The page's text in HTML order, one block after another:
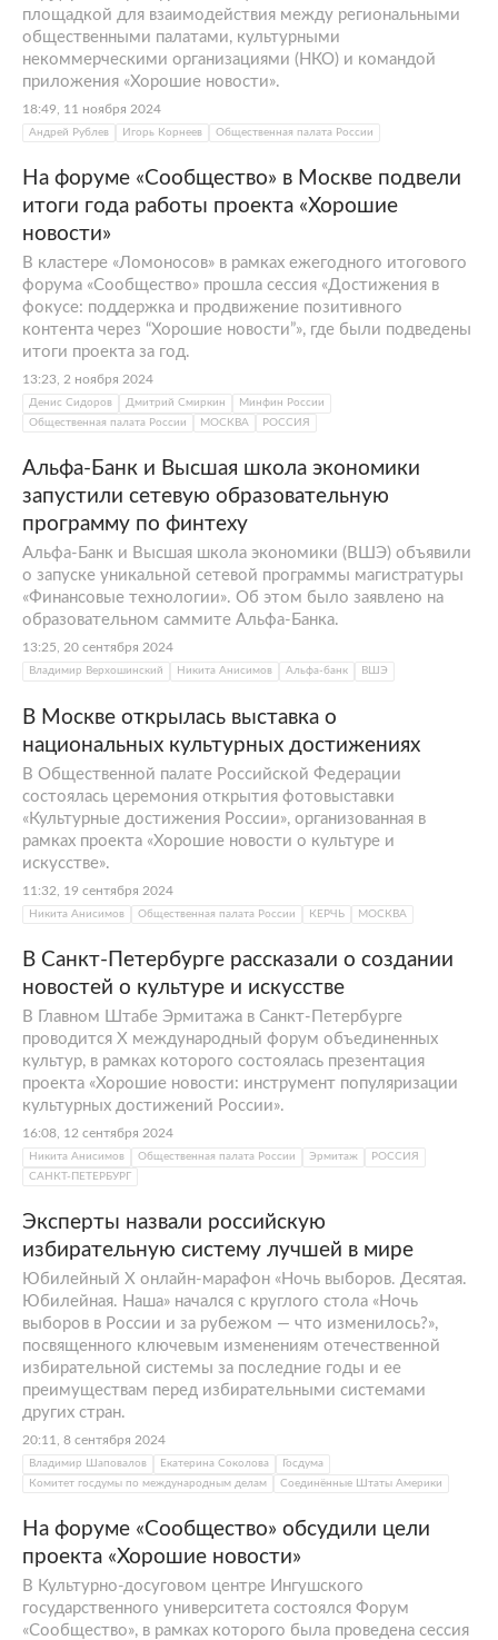
площадкой для взаимодействия между региональными
общественными палатами, культурными
некоммерческими организациями (НКО) и командой
приложения «Хорошие новости».
18:49, 11 ноября 2024
Андрей Рублев Игорь Корнеев Общественная палата России
На форуме «Сообщество» в Москве подвели
итоги года работы проекта «Хорошие
новости»
В кластере «Ломоносов» в рамках ежегодного итогового
форума «Сообщество» прошла сессия «Достижения в
фокусе: поддержка и продвижение позитивного
контента через “Хорошие новости”», где были подведены
итоги проекта за год.
13:23, 2 ноября 2024
Денис Сидоров Дмитрий Смиркин
Минфин России
Общественная палата России
МОСКВА РОССИЯ
Альфа-Банк и Высшая школа экономики
запустили сетевую образовательную
программу по финтеху
Альфа-Банк и Высшая школа экономики (ВШЭ) объявили
о запуске уникальной сетевой программы магистратуры
«Финансовые технологии». Об этом было заявлено на
образовательном саммите Альфа-Банка.
13:25, 20 сентября 2024
Владимир Верхошинский Никита Анисимов Альфа-банк ВШЭ
В Москве открылась выставка о
национальных культурных достижениях
В Общественной палате Российской Федерации
состоялась церемония открытия фотовыставки
«Культурные достижения России», организованная в
рамках проекта «Хорошие новости о культуре и
искусстве».
11:32, 19 сентября 2024
Никита Анисимов Общественная палата России КЕРЧЬ МОСКВА
В Санкт-Петербурге рассказали о создании
новостей о культуре и искусстве
В Главном Штабе Эрмитажа в Санкт-Петербурге
проводится Х международный форум объединенных
культур, в рамках которого состоялась презентация
проекта «Хорошие новости: инструмент популяризации
культурных достижений России».
16:08, 12 сентября 2024
Никита Анисимов Общественная палата России Эрмитаж
РОССИЯ
САНКТ-ПЕТЕРБУРГ
Эксперты назвали российскую
избирательную систему лучшей в мире
Юбилейный X онлайн-марафон «Ночь выборов. Десятая.
Юбилейная. Наша» начался с круглого стола «Ночь
выборов в России и за рубежом — что изменилось?»,
посвященного ключевым изменениям отечественной
избирательной системы за последние годы и ее
преимуществам перед избирательными системами
других стран.
20:11, 8 сентября 2024
Владимир Шаповалов Екатерина Соколова
Госдума
Комитет госдумы по международным делам
Соединённые Штаты Америки
На форуме «Сообщество» обсудили цели
проекта «Хорошие новости»
В Культурно-досуговом центре Ингушского
государственного университета состоялся Форум
«Сообщество», в рамках которого была проведена сессия